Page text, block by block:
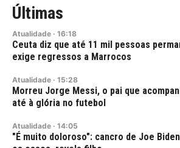
Últimas
Atualidade · 16:18
Ceuta diz que até 11 mil pessoas
exige regressos a Marrocos
Atualidade · 15:28
Morreu Jorge Messi, o pai que
até à glória no futebol
Atualidade · 14:05
"É muito doloroso": cancro de Joe